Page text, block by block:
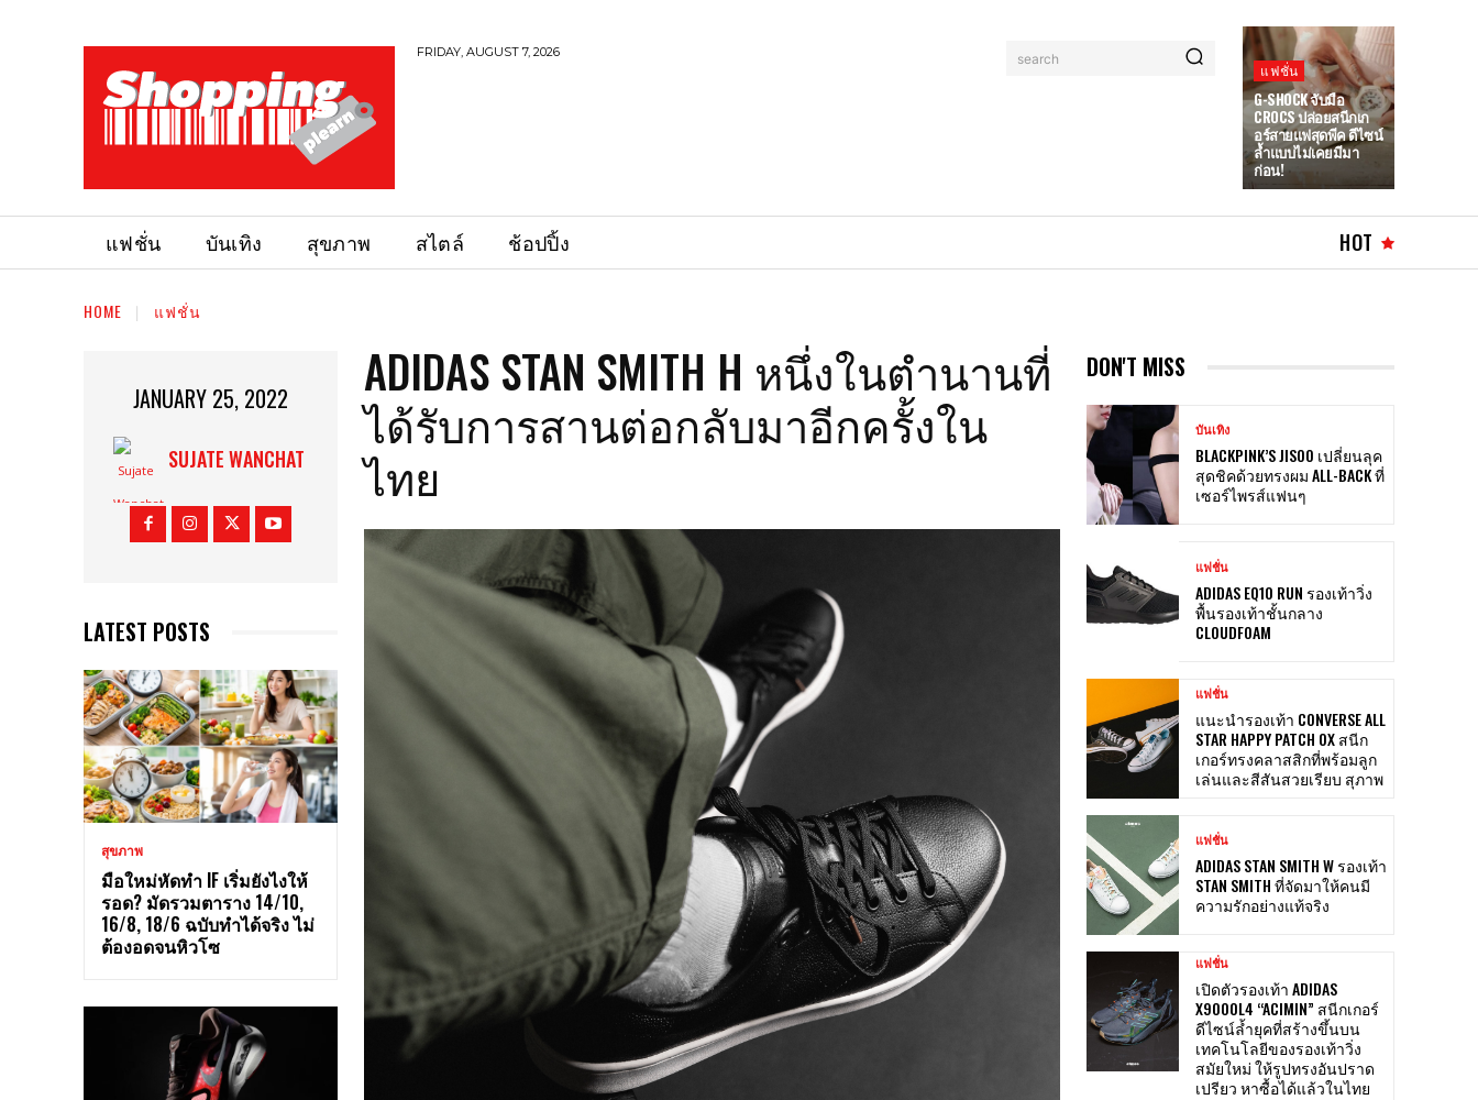
FRIDAY, AUGUST 7, 2026 search
แฟชั่น
G-SHOCK จับมือ
CROCS ปล่อยสนีกเก
อร์สายแฟสุดพีค ดีไซน์
ล้ำแบบไม่เคยมีมา
ก่อน!
แฟชั่น บันเทิง สุขภาพ สไตล์ ช้อปปิ้ง HOT
HOME แฟชั่น
JANUARY 25, 2022
SUJATE WANCHAT
LATEST POSTS
สุขภาพ
มือใหม่หัดทำ IF เริ่มยังไงให้
รอด? มัดรวมตาราง 14/10,
16/8, 18/6 ฉบับทำได้จริง ไม่
ต้องอดจนหิวโซ
ADIDAS STAN SMITH H หนึ่งในตำนานที่
ได้รับการสานต่อกลับมาอีกครั้งใน
ไทย
DON'T MISS
บันเทิง
BLACKPINK’S JISOO เปลี่ยนลุค
สุดชิคด้วยทรงผม ALL-BACK ที่
เซอร์ไพรส์แฟนๆ
แฟชั่น
ADIDAS EQ10 RUN รองเท้าวิ่ง
พื้นรองเท้าชั้นกลาง
CLOUDFOAM
แฟชั่น
แนะนำรองเท้า CONVERSE ALL
STAR HAPPY PATCH OX สนีก
เกอร์ทรงคลาสสิกที่พร้อมลูก
เล่นและสีสันสวยเรียบ สุภาพ
แฟชั่น
ADIDAS STAN SMITH W รองเท้า
STAN SMITH ที่จัดมาให้คนมี
ความรักอย่างแท้จริง
แฟชั่น
เปิดตัวรองเท้า ADIDAS
X9000L4 “ACIMIN” สนีกเกอร์
ดีไซน์ล้ำยุคที่สร้างขึ้นบน
เทคโนโลยีของรองเท้าวิ่ง
สมัยใหม่ ให้รูปทรงอันปราด
เปรียว หาซื้อได้แล้วในไทย